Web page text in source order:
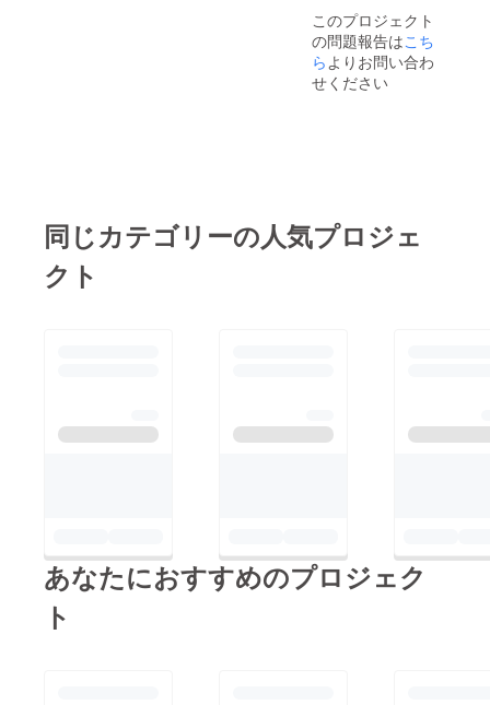
きもの
は無効
となり
ます。
す。 ＜
受取期
限：
2023年
12月22
す。 ※
返品お
となり
ます。
このプロジェクト
の問題報告はこち
らよりお問い合わ
せください
同じカテゴリーの人気プロジェ
クト
あなたにおすすめのプロジェク
ト